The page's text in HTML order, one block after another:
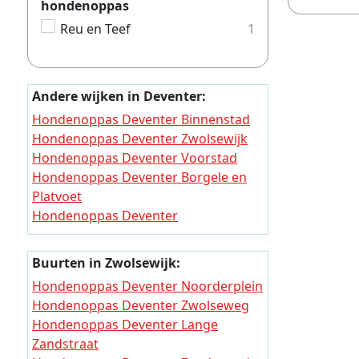
hondenoppas
Reu en Teef
1
Andere wijken in Deventer:
Hondenoppas Deventer Binnenstad
Hondenoppas Deventer Zwolsewijk
Hondenoppas Deventer Voorstad
Hondenoppas Deventer Borgele en
Platvoet
Hondenoppas Deventer
Keizerslanden
Hondenoppas Deventer Rivierenwijk
Hondenoppas Deventer Bergweide
Hondenoppas Deventer Colmschate-
Noord
Hondenoppas Deventer Colmschate-
Zuid
Buurten in Zwolsewijk:
Hondenoppas Deventer Noorderplein
Hondenoppas Deventer Zwolseweg
Hondenoppas Deventer Lange
Zandstraat